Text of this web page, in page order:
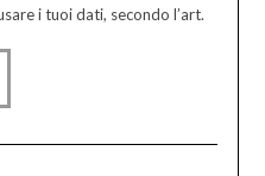
i tuoi dati, secondo l’art.